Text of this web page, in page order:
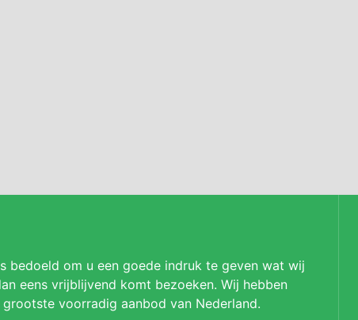
bedoeld om u een goede indruk te geven wat wij
eens vrijblijvend komt bezoeken. Wij hebben
voorradig aanbod van Nederland.